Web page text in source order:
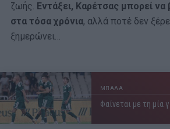
ζωής. Εντάξει, Καρέτσας μπορεί να
στα τόσα χρόνια, αλλά ποτέ δεν
ξημερώνει…
ΜΠΑΛΑ
Φαίνεται με τη μία